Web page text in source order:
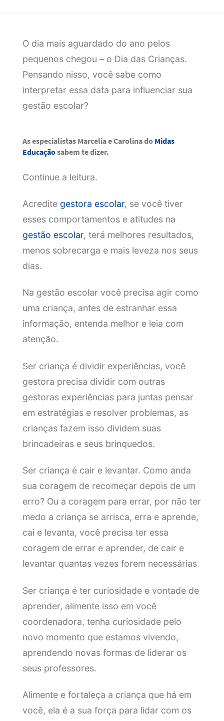
O dia mais aguardado do ano pelos
pequenos chegou – o Dia das Crianças.
Pensando nisso, você sabe como
interpretar essa data para influenciar sua
gestão escolar?
As especialistas Marcelia e Carolina do Midas
Educaçãosabem te dizer.
Continue a leitura.
Acredite gestora escolar, se você tiver
esses comportamentos e atitudes na
gestão escolar, terá melhores resultados,
menos sobrecarga e mais leveza nos seus
dias.
Na gestão escolar você precisa agir como
uma criança, antes de estranhar essa
informação, entenda melhor e leia com
atenção.
Ser criança é dividir experiências, você
gestora precisa dividir com outras
gestoras experiências para juntas pensar
em estratégias e resolver problemas, as
crianças fazem isso dividem suas
brincadeiras e seus brinquedos.
Ser criança é cair e levantar. Como anda
sua coragem de recomeçar depois de um
erro? Ou a coragem para errar, por não ter
medo a criança se arrisca, erra e aprende,
cai e levanta, você precisa ter essa
coragem de errar e aprender, de cair e
levantar quantas vezes forem necessárias.
Ser criança é ter curiosidade e vontade de
aprender, alimente isso em você
coordenadora, tenha curiosidade pelo
novo momento que estamos vivendo,
aprendendo novas formas de liderar os
seus professores.
Alimente e fortaleça a criança que há em
você, ela é a sua força para lidar com os